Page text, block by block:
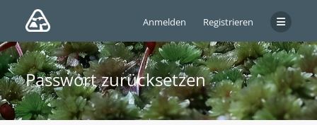
Anmelden Registrieren
Passwort zurücksetzen